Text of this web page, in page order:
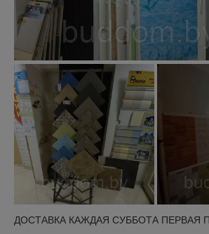
ДОСТАВКА КАЖДАЯ СУББОТА ПЕРВАЯ